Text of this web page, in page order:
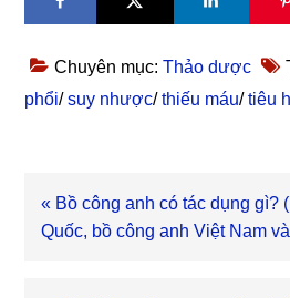
Chuyên mục:Thảo dược
phổi/suy nhược/thiếu máu/tiêu
Bài
viết
« Bồ công anh có tác dụng gì?
Quốc, bồ công anh Việt Nam